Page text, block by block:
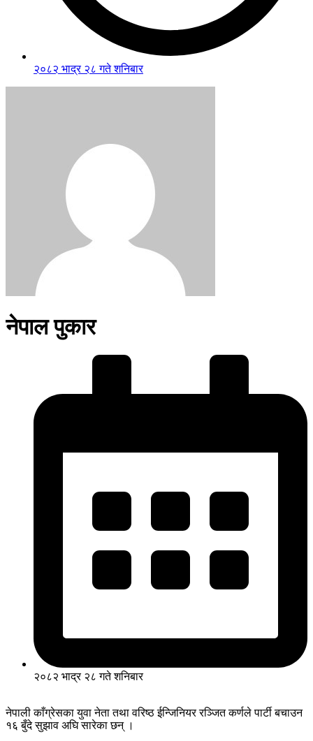
२०८२ भाद्र २८ गते शनिबार
नेपाल पुकार
२०८२ भाद्र २८ गते शनिबार
नेपाली काँग्रेसका युवा नेता तथा वरिष्ठ ईन्जिनियर रञ्जित कर्णले पार्टी बचाउन
१६ बुँदे सुझाव अघि सारेका छन् ।